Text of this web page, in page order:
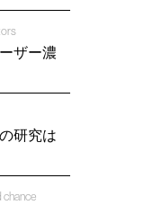
ザー濃
研究は
chance